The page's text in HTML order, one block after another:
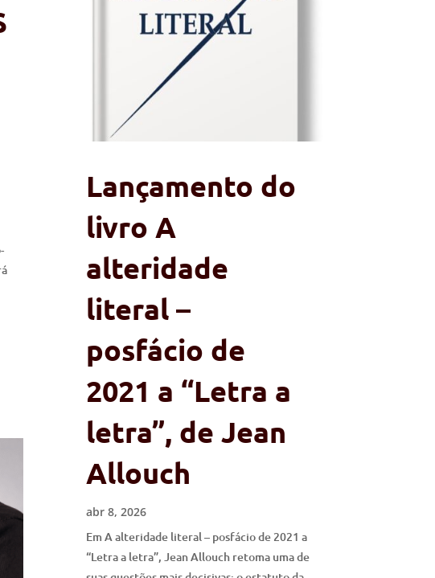
Lançamento do
livro A
alteridade
literal –
posfácio de
2021 a “Letra a
letra”, de Jean
Allouch
abr 8, 2026
Em A alteridade literal – posfácio de 2021 a
“Letra a letra”, Jean Allouch retoma uma de